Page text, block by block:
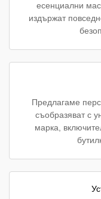
есенциални
издържат
Предлагаме
съобразяват с
марка,